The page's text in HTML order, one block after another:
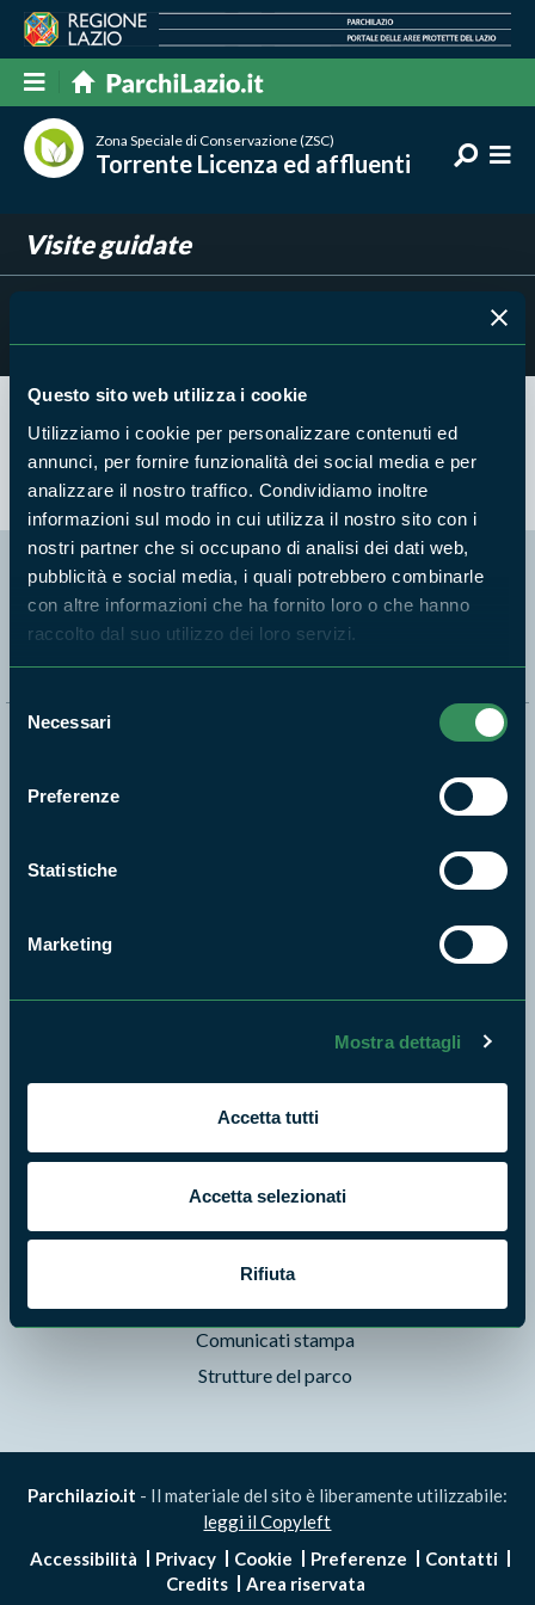
Questo sito web utilizza i cookie
Utilizziamo i cookie per personalizzare contenuti ed
annunci, per fornire funzionalità dei social media e per
analizzare il nostro traffico. Condividiamo inoltre
informazioni sul modo in cui utilizza il nostro sito con i
nostri partner che si occupano di analisi dei dati web,
pubblicità e social media, i quali potrebbero combinarle
con altre informazioni che ha fornito loro o che hanno
raccolto dal suo utilizzo dei loro servizi.
Selezione
delNecessari
Preferenze
Statistiche
Marketing
Mostra dettagli
Accetta tutti
Accetta selezionati
Rifiuta
Zona Speciale di Conservazione (ZSC)
Torrente Licenza ed affluenti
Visite guidate
Nessun risultato trovato
Segui i nostri social ufficiali
Pubblicazioni
Prodotti Natura in Campo
Aziende Natura in Campo
Programmi e progetti
Cartografie
Avvisi e bandi
Comunicati stampa
Strutture del parco
Parchilazio.it - Il materiale del sito è liberamente utilizzabile:
leggi il Copyleft
Accessibilità
Privacy Cookie Preferenze
Contatti
Credits
Area riservata